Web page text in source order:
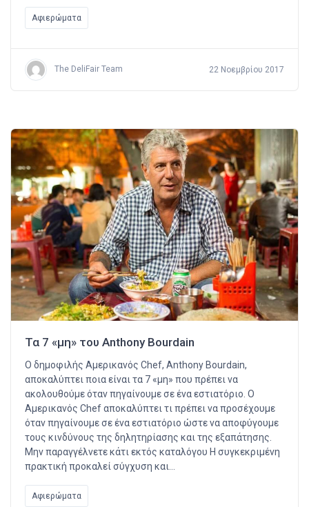
Αφιερώματα
The DeliFair Team 22 Νοεμβρίου 2017
Τα 7 «μη» του Anthony Bourdain
Ο δημοφιλής Αμερικανός Chef, Anthony Bourdain,
αποκαλύπτει ποια είναι τα 7 «μη» που πρέπει να
ακολουθούμε όταν πηγαίνουμε σε ένα εστιατόριο. Ο
Αμερικανός Chef αποκαλύπτει τι πρέπει να προσέχουμε
όταν πηγαίνουμε σε ένα εστιατόριο ώστε να αποφύγουμε
τους κινδύνους της δηλητηρίασης και της εξαπάτησης.
Μην παραγγέλνετε κάτι εκτός καταλόγου Η συγκεκριμένη
πρακτική προκαλεί σύγχυση και…
Αφιερώματα